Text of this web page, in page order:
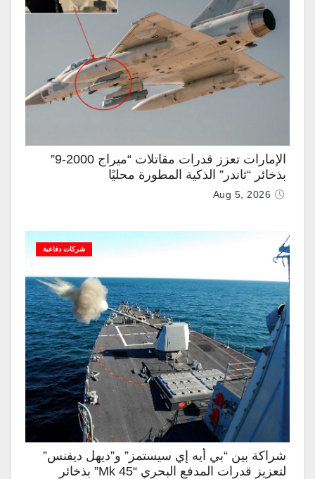
الإمارات تعزز قدرات مقاتلات “ميراج 2000-9”
بذخائر “ثاندر” الذكية المطورة محليًا
Aug 5, 2026
شركات دفاعية
شراكة بين “بي أيه إي سيستمز” و”ديهل ديفنس”
لتعزيز قدرات المدفع البحري “Mk 45” بذخائر